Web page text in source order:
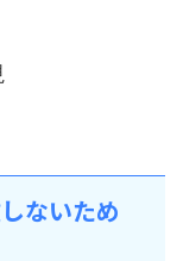
ないため